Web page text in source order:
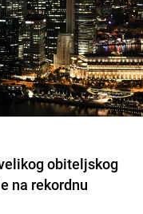
obiteljskog
na rekordnu